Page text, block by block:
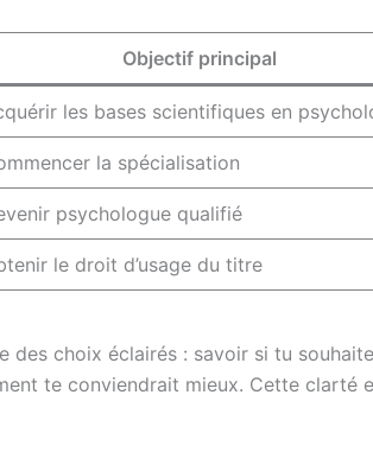
Objectif principal
les bases scientifiques en
la spécialisation
psychologue qualifié
le droit d’usage du titre
des choix éclairés : savoir si tu
te conviendrait mieux. Cette clarté